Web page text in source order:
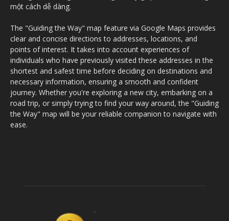
một cách dễ dàng.
The "Guiding the Way" map feature via Google Maps provides
clear and concise directions to addresses, locations, and
points of interest. It takes into account experiences of
individuals who have previously visited these addresses in the
shortest and safest time before deciding on destinations and
necessary information, ensuring a smooth and confident
journey. Whether you're exploring a new city, embarking on a
road trip, or simply trying to find your way around, the "Guiding
the Way" map will be your reliable companion to navigate with
ease.